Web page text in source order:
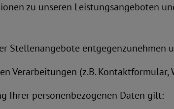
zu unseren Leistungsangeboten
Stellenangebote entgegenzunehmen
Verarbeitungen (z.B. Kontaktformular,
Ihrer personenbezogenen Daten gilt: